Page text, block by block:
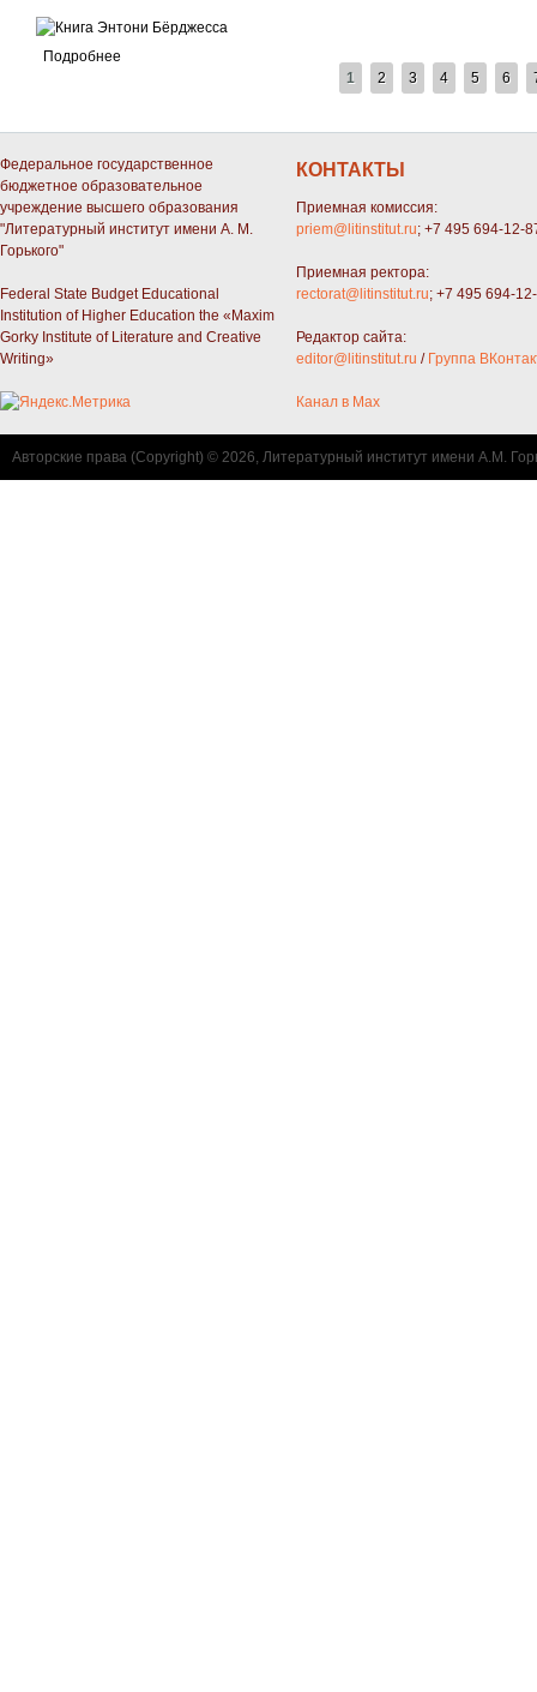
Подробнее
1 2 3 4 5 6
Федеральное государственное
бюджетное образовательное
учреждение высшего образования
"Литературный институт имени А. М.
Горького"
Federal State Budget Educational
Institution of Higher Education the «Maxim
Gorky Institute of Literature and Creative
Writing»
КОНТАКТЫ
Приемная комиссия:
priem@litinstitut.ru; +7 495 694-12-
Приемная ректора:
rectorat@litinstitut.ru; +7 495 694-
Редактор сайта:
editor@litinstitut.ru / Группа
Канал в Max
Авторские права (Copyright) © 2026, Литературный институт имени А.М.